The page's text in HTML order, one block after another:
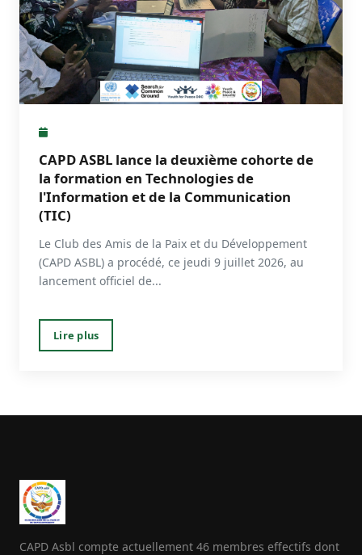
CAPD ASBL lance la deuxième cohorte de
la formation en Technologies de
l'Information et de la Communication
(TIC)
Le Club des Amis de la Paix et du Développement
(CAPD ASBL) a procédé, ce jeudi 9 juillet 2026, au
lancement officiel de...
Lire plus
CAPD Asbl compte actuellement 46 membres effectifs dont